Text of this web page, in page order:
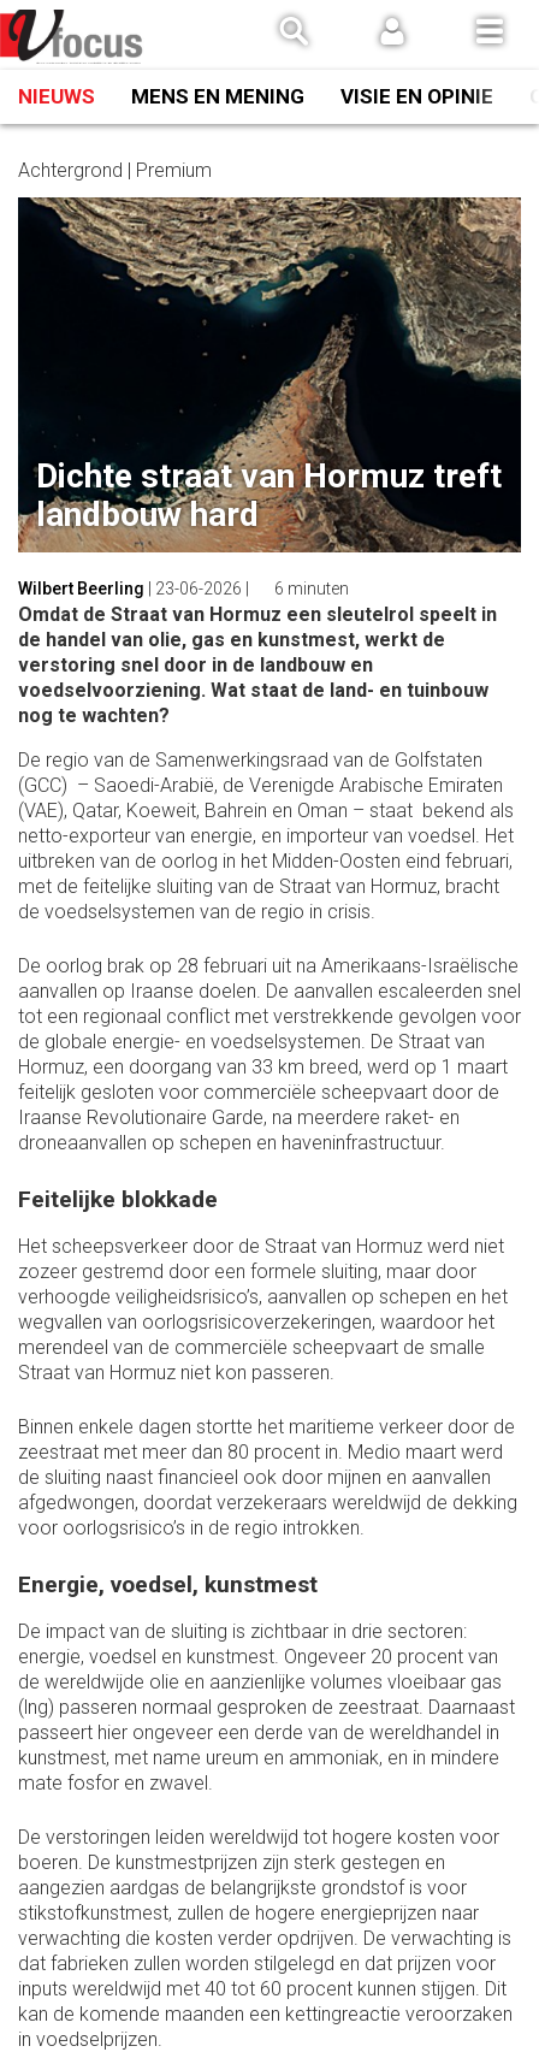
Spring
naar
inhoud
NIEUWS MENS EN MENING VISIE EN OPINIE
Achtergrond | Premium
Dichte straat van Hormuz treft
landbouw hard
Wilbert Beerling 23-06-2026 6 minuten
Omdat de Straat van Hormuz een sleutelrol speelt in
de handel van olie, gas en kunstmest, werkt de
verstoring snel door in de landbouw en
voedselvoorziening. Wat staat de land- en tuinbouw
nog te wachten?
De regio van de Samenwerkingsraad van de Golfstaten
(GCC) – Saoedi-Arabië, de Verenigde Arabische Emiraten
(VAE), Qatar, Koeweit, Bahrein en Oman – staat bekend als
netto-exporteur van energie, en importeur van voedsel. Het
uitbreken van de oorlog in het Midden-Oosten eind februari,
met de feitelijke sluiting van de Straat van Hormuz, bracht
de voedselsystemen van de regio in crisis.
De oorlog brak op 28 februari uit na Amerikaans-Israëlische
aanvallen op Iraanse doelen. De aanvallen escaleerden snel
tot een regionaal conflict met verstrekkende gevolgen voor
de globale energie- en voedselsystemen. De Straat van
Hormuz, een doorgang van 33 km breed, werd op 1 maart
feitelijk gesloten voor commerciële scheepvaart door de
Iraanse Revolutionaire Garde, na meerdere raket- en
droneaanvallen op schepen en haveninfrastructuur.
Feitelijke blokkade
Het scheepsverkeer door de Straat van Hormuz werd niet
zozeer gestremd door een formele sluiting, maar door
verhoogde veiligheidsrisico’s, aanvallen op schepen en het
wegvallen van oorlogsrisicoverzekeringen, waardoor het
merendeel van de commerciële scheepvaart de smalle
Straat van Hormuz niet kon passeren.
Binnen enkele dagen stortte het maritieme verkeer door de
zeestraat met meer dan 80 procent in. Medio maart werd
de sluiting naast financieel ook door mijnen en aanvallen
afgedwongen, doordat verzekeraars wereldwijd de dekking
voor oorlogsrisico’s in de regio introkken.
Energie, voedsel, kunstmest
De impact van de sluiting is zichtbaar in drie sectoren:
energie, voedsel en kunstmest. Ongeveer 20 procent van
de wereldwijde olie en aanzienlijke volumes vloeibaar gas
(lng) passeren normaal gesproken de zeestraat. Daarnaast
passeert hier ongeveer een derde van de wereldhandel in
kunstmest, met name ureum en ammoniak, en in mindere
mate fosfor en zwavel.
De verstoringen leiden wereldwijd tot hogere kosten voor
boeren. De kunstmestprijzen zijn sterk gestegen en
aangezien aardgas de belangrijkste grondstof is voor
stikstofkunstmest, zullen de hogere energieprijzen naar
verwachting die kosten verder opdrijven. De verwachting is
dat fabrieken zullen worden stilgelegd en dat prijzen voor
inputs wereldwijd met 40 tot 60 procent kunnen stijgen. Dit
kan de komende maanden een ketting­reactie veroorzaken
in voedselprijzen.